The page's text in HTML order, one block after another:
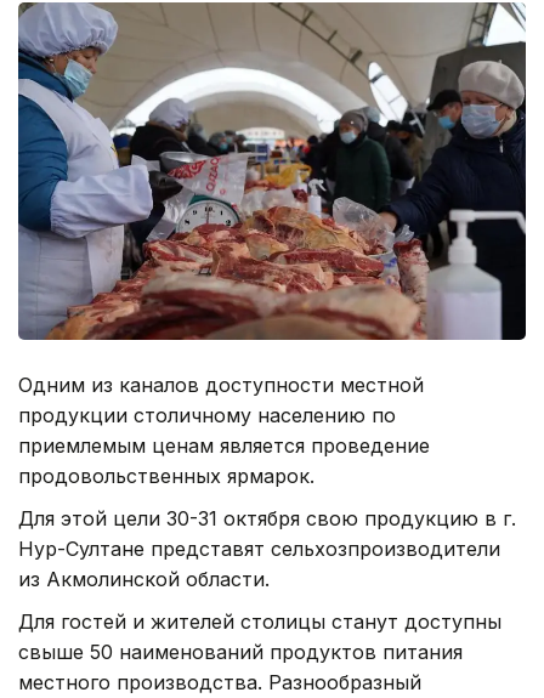
Одним из каналов доступности местной
продукции столичному населению по
приемлемым ценам является проведение
продовольственных ярмарок.
Для этой цели 30-31 октября свою продукцию в г.
Нур-Султане представят сельхозпроизводители
из Акмолинской области.
Для гостей и жителей столицы станут доступны
свыше 50 наименований продуктов питания
местного производства. Разнообразный